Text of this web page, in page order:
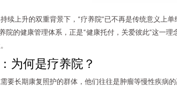
续上升的双重背景下，“疗养院”已不再是传统意义上
院的健康管理体系，正是“健康托付，关爱彼此”这一
为何是疗养院？
要长期康复照护的群体，他们往往是肿瘤等慢性疾病